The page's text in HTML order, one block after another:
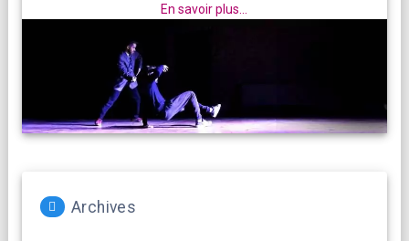
En savoir plus...
Archives